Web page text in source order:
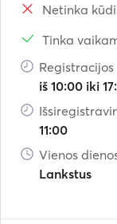
Netinka
Tinka
Registracijos
iš 10:00 iki
11:00
Vienos
Lankstus